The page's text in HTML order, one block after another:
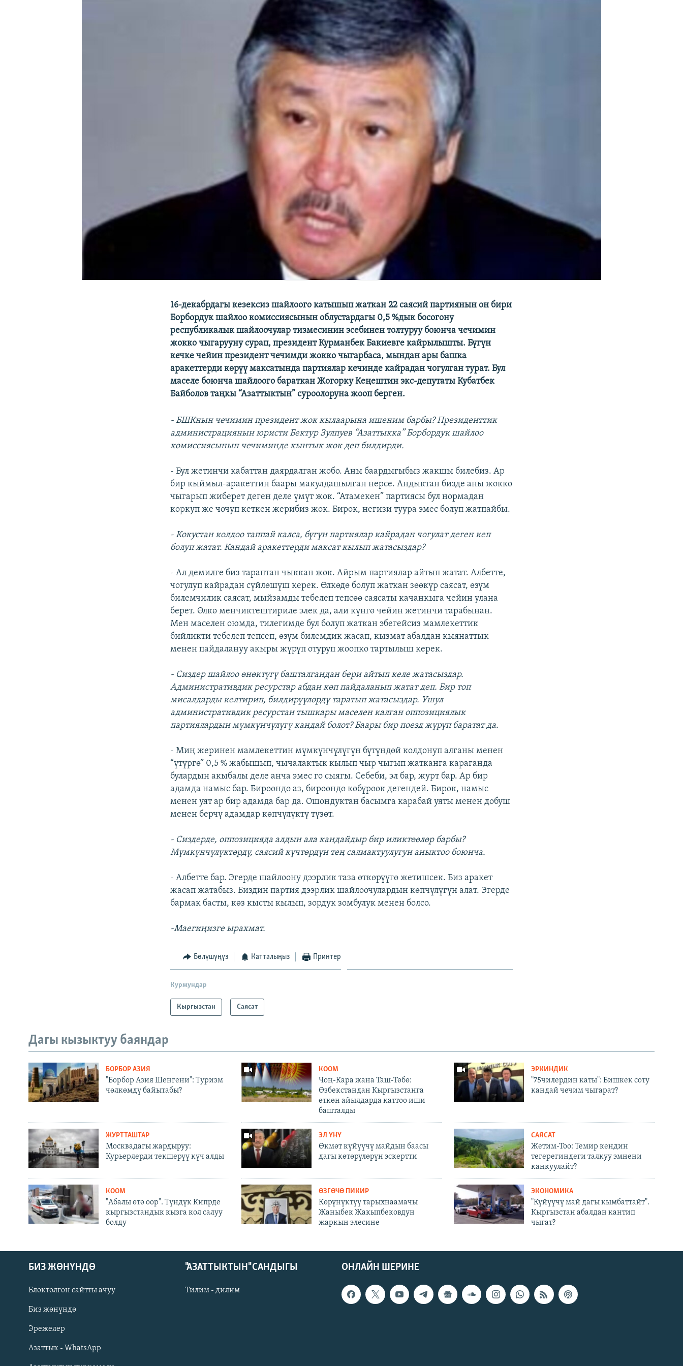
Русский
ОНЛАЙН ШЕРИНЕ
16-декабрдагы кезексиз шайлоого катышып жаткан 22 саясий партиянын он бири
Борбордук шайлоо комиссиясынын облустардагы 0,5 %дык босогону
республикалык шайлоочулар тизмесинин эсебинен толтуруу боюнча чечимин
жокко чыгарууну сурап, президент Курманбек Бакиевге кайрылышты. Бүгүн
кечке чейин президент чечимди жокко чыгарбаса, мындан ары башка
аракеттерди көрүү максатында партиялар кечинде кайрадан чогулган турат. Бул
маселе боюнча шайлоого бараткан Жогорку Кеңештин экс-депутаты Кубатбек
Байболов таңкы “Азаттыктын” суроолоруна жооп берген.
- БШКнын чечимин президент жок кылаарына ишеним барбы? Президенттик
администрациянын юристи Бектур Зулпуев “Азаттыкка” Борбордук шайлоо
комиссиясынын чечиминде кынтык жок деп билдирди.
- Бул жетинчи кабаттан даярдалган жобо. Аны баардыгыбыз жакшы билебиз. Ар
бир кыймыл-аракеттин баары макулдашылган нерсе. Андыктан бизде аны жокко
чыгарып жиберет деген деле үмүт жок. “Атамекен” партиясы бул нормадан
коркуп же чочуп кеткен жерибиз жок. Бирок, негизи туура эмес болуп жатпайбы.
- Кокустан колдоо таппай калса, бүгүн партиялар кайрадан чогулат деген кеп
болуп жатат. Кандай аракеттерди максат кылып жатасыздар?
- Ал демилге биз тараптан чыккан жок. Айрым партиялар айтып жатат. Албетте,
чогулуп кайрадан сүйлөшүш керек. Өлкөдө болуп жаткан зөөкүр саясат, өзүм
билемчилик саясат, мыйзамды тебелеп тепсөө саясаты качанкыга чейин улана
берет. Өлкө менчиктештириле элек да, али күнгө чейин жетинчи тарабынан.
Мен маселен оюмда, тилегимде бул болуп жаткан эбегейсиз мамлекеттик
бийликти тебелеп тепсеп, өзүм билемдик жасап, кызмат абалдан кыянаттык
менен пайдалануу акыры жүрүп отуруп жоопко тартылыш керек.
- Сиздер шайлоо өнөктүгү башталгандан бери айтып келе жатасыздар.
Административдик ресурстар абдан көп пайдаланып жатат деп. Бир топ
мисалдарды келтирип, билдирүүлөрдү таратып жатасыздар. Ушул
административдик ресурстан тышкары маселен калган оппозициялык
партиялардын мүмкүнчүлүгү кандай болот? Баары бир поезд жүрүп баратат да.
- Миң жеринен мамлекеттин мүмкүнчүлүгүн бүтүндөй колдонуп алганы менен
“үтүргө” 0,5 % жабышып, чычалактык кылып чыр чыгып жатканга караганда
булардын акыбалы деле анча эмес го сыягы. Себеби, эл бар, журт бар. Ар бир
адамда намыс бар. Бирөөндө аз, бирөөндө көбүрөөк дегендей. Бирок, намыс
менен уят ар бир адамда бар да. Ошондуктан басымга карабай уяты менен добуш
менен берчү адамдар көпчүлүктү түзөт.
- Сиздерде, оппозицияда алдын ала кандайдыр бир иликтөөлөр барбы?
Мүмкүнчүлүктөрдү, саясий күчтөрдүн тең салмактуулугун аныктоо боюнча.
- Албетте бар. Эгерде шайлоону дээрлик таза өткөрүүгө жетишсек. Биз аракет
жасап жатабыз. Биздин партия дээрлик шайлоочулардын көпчүлүгүн алат. Эгерде
бармак басты, көз кысты кылып, зордук зомбулук менен болсо.
-Маегиңизге ырахмат.
Бөлүшүңүз Катталыңыз Принтер
Куржундар
Кыргызстан Саясат
Дагы кызыктуу баяндар
БОРБОР АЗИЯ
"Борбор Азия Шенгени": Туризм
чөлкөмдү байытабы?
КООМ
Чоң-Кара жана Таш-Төбө:
Өзбекстандан Кыргызстанга
өткөн айылдарда каттоо иши
башталды
ЭРКИНДИК
"75чилердин каты": Бишкек соту
кандай чечим чыгарат?
ЖУРТТАШТАР
Москвадагы жардыруу:
Курьерлерди текшерүү күч алды
ЭЛ ҮНҮ
Өкмөт күйүүчү майдын баасы
дагы көтөрүлөрүн эскертти
САЯСАТ
Жетим-Тоо: Темир кендин
тегерегиндеги талкуу эмнени
каңкуулайт?
КООМ
"Абалы өтө оор". Түндүк Кипрде
кыргызстандык кызга кол салуу
болду
ӨЗГӨЧӨ ПИКИР
Көрүнүктүү тарыхнаамачы
Жаныбек Жакыпбековдун
жаркын элесине
ЭКОНОМИКА
"Күйүүчү май дагы кымбаттайт".
Кыргызстан абалдан кантип
чыгат?
ОНЛАЙН ШЕРИНЕ
БИЗ ЖӨНҮНДӨ
Блоктолгон сайтты ачуу
Биз жөнүндө
Эрежелер
Азаттык - WhatsApp
"АЗАТТЫКТЫН" САНДЫГЫ
Тилим - дилим